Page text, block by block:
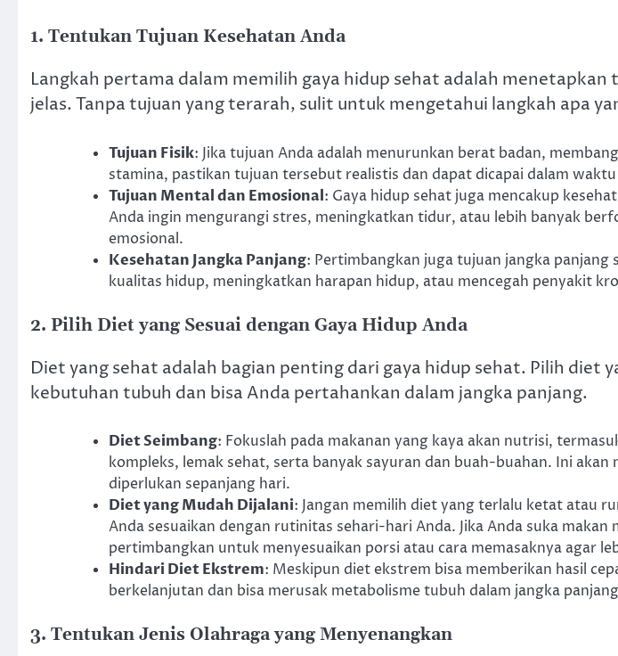
1. Tentukan Tujuan Kesehatan Anda
Langkah pertama dalam memilih gaya hidup sehat adalah menetapkan
jelas. Tanpa tujuan yang terarah, sulit untuk mengetahui langkah apa
Tujuan Fisik: Jika tujuan Anda adalah menurunkan berat badan,
stamina, pastikan tujuan tersebut realistis dan dapat dicapai dalam
Tujuan Mental dan Emosional: Gaya hidup sehat juga mencakup
Anda ingin mengurangi stres, meningkatkan tidur, atau lebih banyak
emosional.
Kesehatan Jangka Panjang: Pertimbangkan juga tujuan jangka panjang
kualitas hidup, meningkatkan harapan hidup, atau mencegah penyakit
2. Pilih Diet yang Sesuai dengan Gaya Hidup Anda
Diet yang sehat adalah bagian penting dari gaya hidup sehat. Pilih diet
kebutuhan tubuh dan bisa Anda pertahankan dalam jangka panjang.
Diet Seimbang: Fokuslah pada makanan yang kaya akan nutrisi,
kompleks, lemak sehat, serta banyak sayuran dan buah-buahan. Ini akan
diperlukan sepanjang hari.
Diet yang Mudah Dijalani: Jangan memilih diet yang terlalu ketat atau
Anda sesuaikan dengan rutinitas sehari-hari Anda. Jika Anda suka
pertimbangkan untuk menyesuaikan porsi atau cara memasaknya agar
Hindari Diet Ekstrem: Meskipun diet ekstrem bisa memberikan hasil
berkelanjutan dan bisa merusak metabolisme tubuh dalam jangka
3. Tentukan Jenis Olahraga yang Menyenangkan